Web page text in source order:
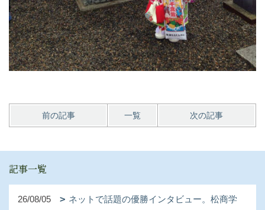
前の記事 一覧 次の記事
記事一覧
26/08/05
ネットで話題の優勝インタビュー。松商学